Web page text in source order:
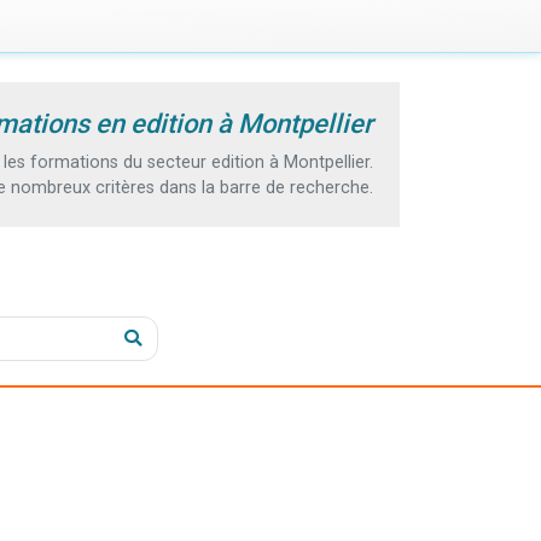
en edition à Montpellier
formations du secteur edition à Montpellier.
critères dans la barre de recherche.